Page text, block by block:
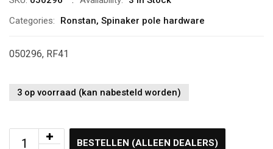
Categories:
Ronstan, Spinaker pole hardware
050296, RF41
3 op voorraad (kan nabesteld worden)
BESTELLEN (ALLEEN DEALERS)